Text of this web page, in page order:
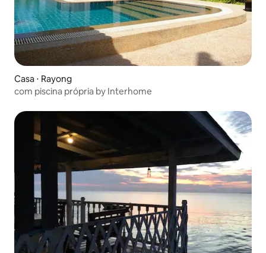
Casa ⋅ Rayong
com piscina própria by Interhome